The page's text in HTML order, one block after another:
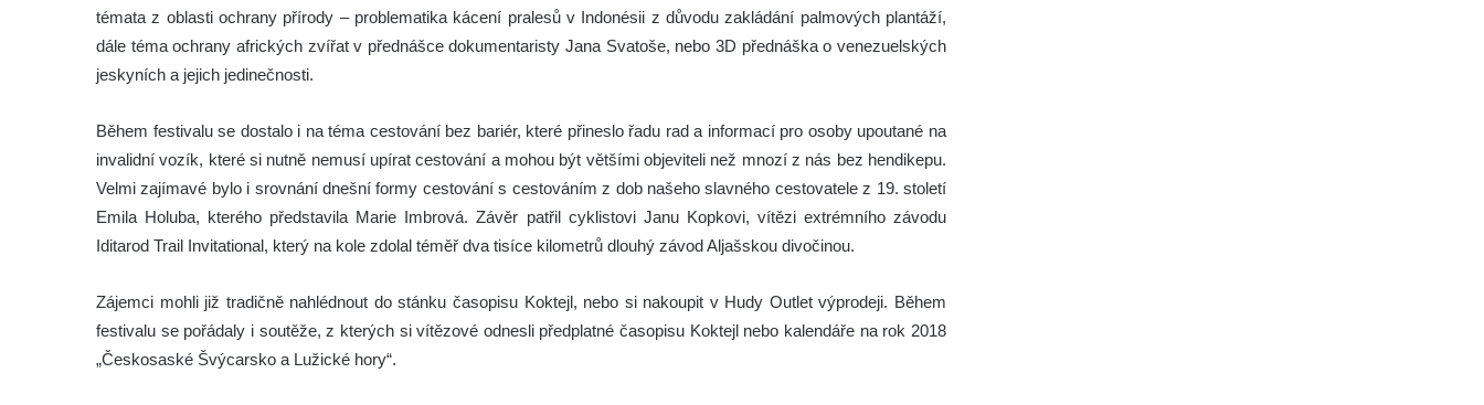
témata z oblasti ochrany přírody – problematika kácení pralesů v Indonésii z důvodu zakládání palmových plantáží,
dále téma ochrany afrických zvířat v přednášce dokumentaristy Jana Svatoše, nebo 3D přednáška o venezuelských
jeskyních a jejich jedinečnosti.
Během festivalu se dostalo i na téma cestování bez bariér, které přineslo řadu rad a informací pro osoby upoutané na
invalidní vozík, které si nutně nemusí upírat cestování a mohou být většími objeviteli než mnozí z nás bez hendikepu.
Velmi zajímavé bylo i srovnání dnešní formy cestování s cestováním z dob našeho slavného cestovatele z 19. století
Emila Holuba, kterého představila Marie Imbrová. Závěr patřil cyklistovi Janu Kopkovi, vítězi extrémního závodu
Iditarod Trail Invitational, který na kole zdolal téměř dva tisíce kilometrů dlouhý závod Aljašskou divočinou.
Zájemci mohli již tradičně nahlédnout do stánku časopisu Koktejl, nebo si nakoupit v Hudy Outlet výprodeji. Během
festivalu se pořádaly i soutěže, z kterých si vítězové odnesli předplatné časopisu Koktejl nebo kalendáře na rok 2018
„Českosaské Švýcarsko a Lužické hory“.